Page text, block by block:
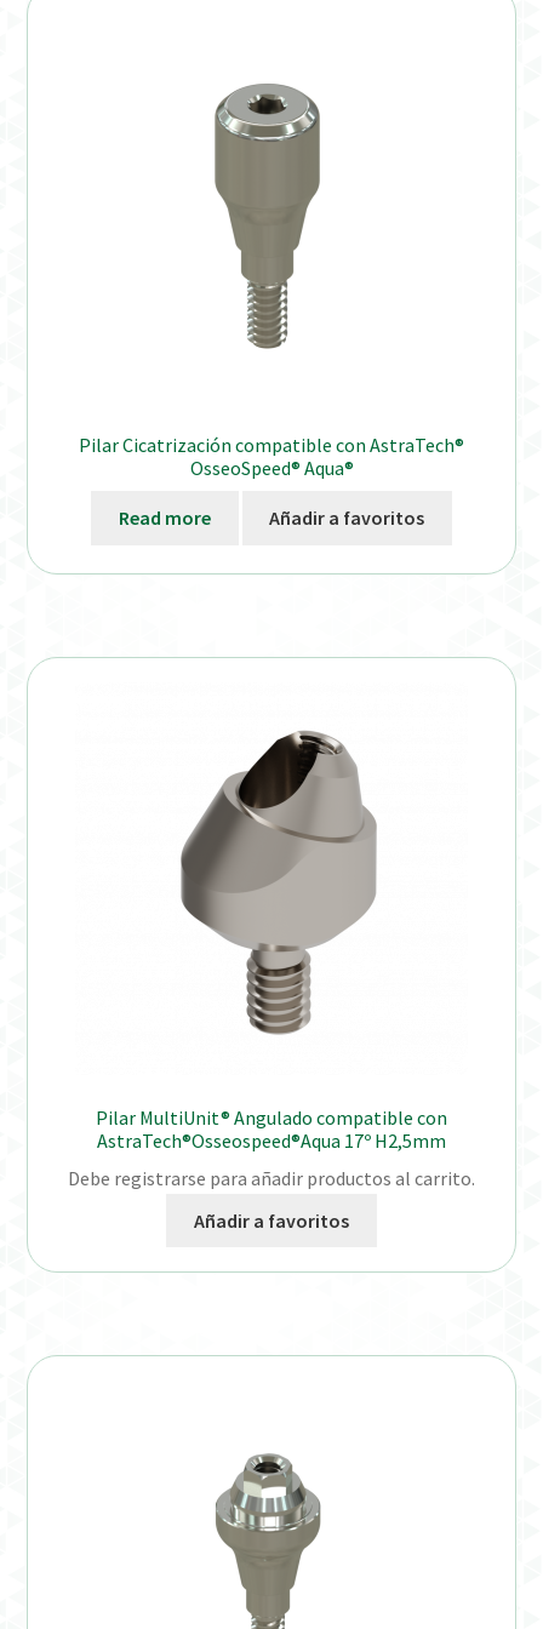
Pilar Cicatrización compatible con AstraTech®
OsseoSpeed® Aqua®
Read more Añadir a favoritos
Pilar MultiUnit® Angulado compatible con
AstraTech®Osseospeed®Aqua 17º H2,5mm
Debe registrarse para añadir productos al carrito.
Añadir a favoritos